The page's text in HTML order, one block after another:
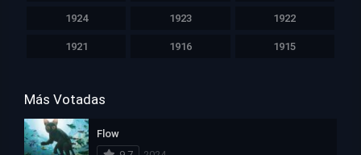
1924 1923 1922
1921 1916 1915
Más Votadas
Flow